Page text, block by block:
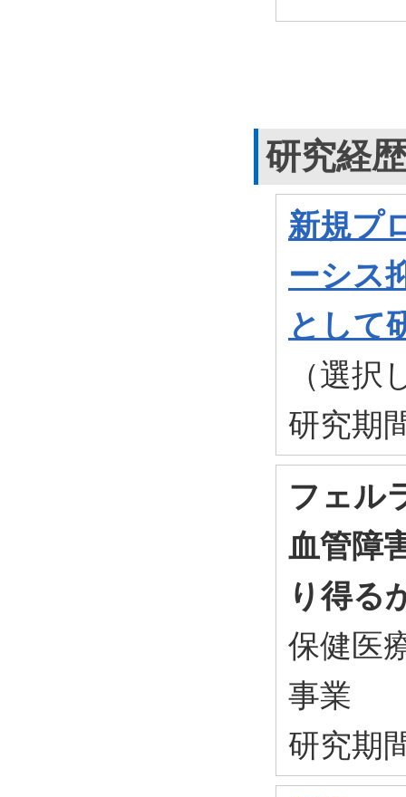
研究経歴
新規プ
ーシス
として
（選
研究期
フェル
血管障
り得る
保健医
事業
研究期